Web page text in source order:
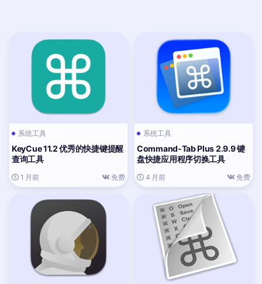
系统工具
KeyCue 11.2 优秀的快捷键提醒
查询工具
1 月前 免费
系统工具
Command-Tab Plus 2.9.9 键
盘快捷应用程序切换工具
4 月前 免费